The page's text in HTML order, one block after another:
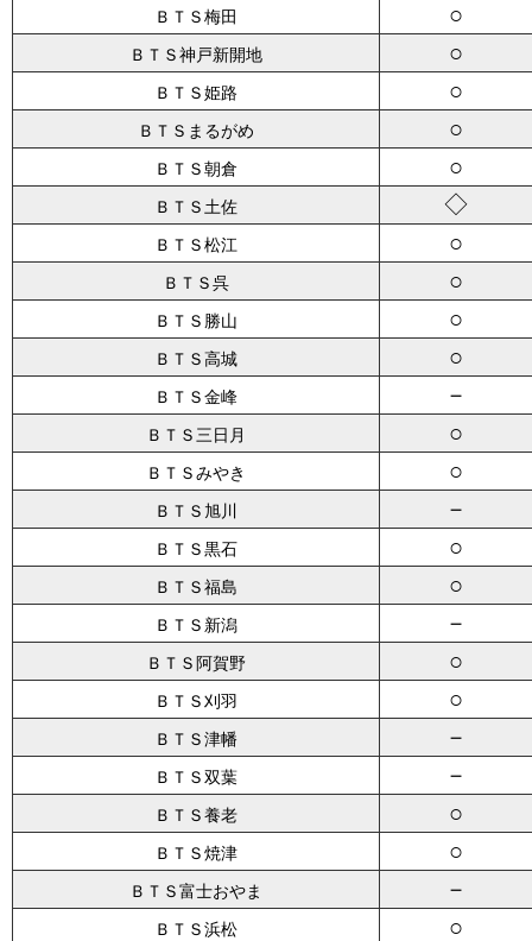
ＢＴＳ梅田 ○
ＢＴＳ神戸新開地 ○
ＢＴＳ姫路 ○
ＢＴＳまるがめ ○
ＢＴＳ朝倉 ○
ＢＴＳ土佐 ◇
ＢＴＳ松江 ○
ＢＴＳ呉 ○
ＢＴＳ勝山 ○
ＢＴＳ高城 ○
ＢＴＳ金峰 －
ＢＴＳ三日月 ○
ＢＴＳみやき ○
ＢＴＳ旭川 －
ＢＴＳ黒石 ○
ＢＴＳ福島 ○
ＢＴＳ新潟 －
ＢＴＳ阿賀野 ○
ＢＴＳ刈羽 ○
ＢＴＳ津幡 －
ＢＴＳ双葉 －
ＢＴＳ養老 ○
ＢＴＳ焼津 ○
ＢＴＳ富士おやま －
ＢＴＳ浜松 ○